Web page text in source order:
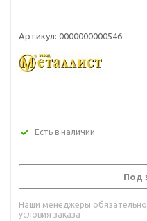
Артикул: 0000000000546
Есть в наличии
Под
Наши менеджеры обязательно
условия заказа